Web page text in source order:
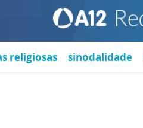
religiosas sinodalidade